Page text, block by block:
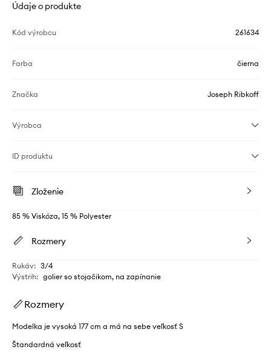
Údaje o produkte
Kód výrobcu 261634
Farba čierna
Značka Joseph Ribkoff
Výrobca
ID produktu
Zloženie
85 % Viskóza, 15 % Polyester
Rozmery
Rukáv: 3/4
Výstrih: golier so stojačikom, na zapínanie
Rozmery
Modelka je vysoká 177 cm a má na sebe veľkosť S
Štandardná veľkosť